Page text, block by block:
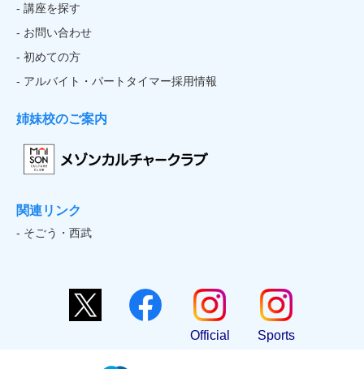
- 講座を探す
- お問い合わせ
- 初めての方
- アルバイト・パートタイマー採用情報
姉妹校のご案内
関連リンク
- そごう・西武
Official Sports